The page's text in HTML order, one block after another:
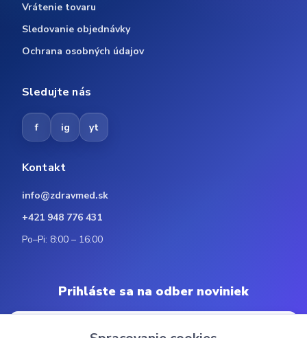
Vrátenie tovaru
Sledovanie objednávky
Ochrana osobných údajov
Sledujte nás
f ig yt
Kontakt
info@zdravmed.sk
+421 948 776 431
Po–Pi: 8:00 – 16:00
Prihláste sa na odber noviniek